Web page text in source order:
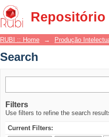
Repositório
Search
RUBI :: Home → Produção
Search
Filters
Use filters to refine the search
Current Filters: